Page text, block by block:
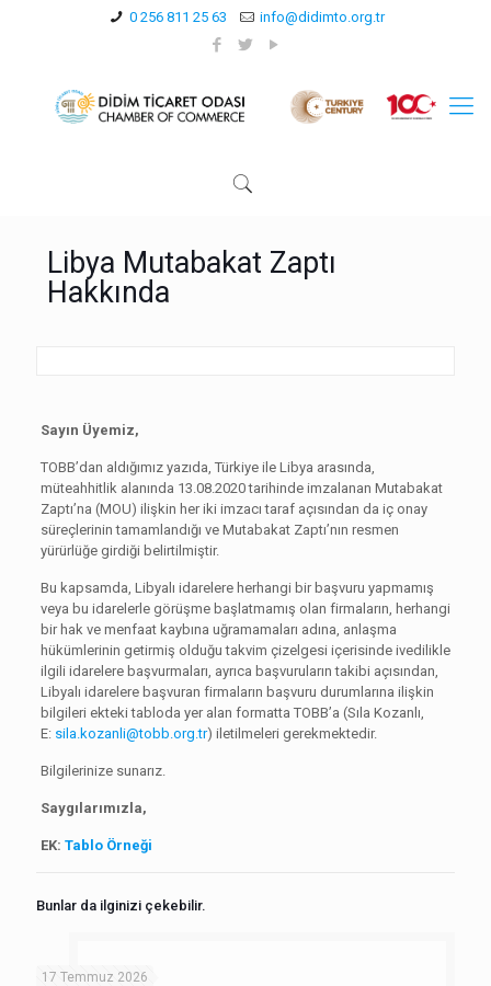
0 256 811 25 63 info@didimto.org.tr
Libya Mutabakat Zaptı
Hakkında
Sayın Üyemiz,
TOBB’dan aldığımız yazıda, Türkiye ile Libya arasında,
müteahhitlik alanında 13.08.2020 tarihinde imzalanan Mutabakat
Zaptı’na (MOU) ilişkin her iki imzacı taraf açısından da iç onay
süreçlerinin tamamlandığı ve Mutabakat Zaptı’nın resmen
yürürlüğe girdiği belirtilmiştir.
Bu kapsamda, Libyalı idarelere herhangi bir başvuru yapmamış
veya bu idarelerle görüşme başlatmamış olan firmaların, herhangi
bir hak ve menfaat kaybına uğramamaları adına, anlaşma
hükümlerinin getirmiş olduğu takvim çizelgesi içerisinde ivedilikle
ilgili idarelere başvurmaları, ayrıca başvuruların takibi açısından,
Libyalı idarelere başvuran firmaların başvuru durumlarına ilişkin
bilgileri ekteki tabloda yer alan formatta TOBB’a (Sıla Kozanlı,
E: sila.kozanli@tobb.org.tr) iletilmeleri gerekmektedir.
Bilgilerinize sunarız.
Saygılarımızla,
EK: Tablo Örneği
Bunlar da ilginizi çekebilir.
17 Temmuz 2026